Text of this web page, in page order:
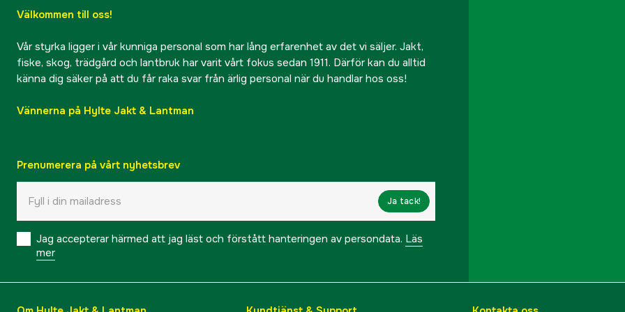
Välkommen till oss!
Vår styrka ligger i vår kunniga personal som har lång erfarenhet av det vi säljer. Jakt,
fiske, skog, trädgård och lantbruk har varit vårt fokus sedan 1911. Därför kan du alltid
känna dig säker på att du får raka svar från ärlig personal när du handlar hos oss!
Vännerna på Hylte Jakt & Lantman
Prenumerera på vårt nyhetsbrev
Ja tack!
Jag accepterar härmed att jag läst och förstått hanteringen av persondata. Läs
mer